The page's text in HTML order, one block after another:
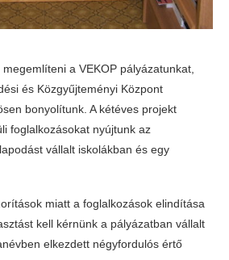
a VEKOP pályázatunkat,
és Közgyűjteményi Központ
bonyolítunk. A kétéves projekt
foglalkozásokat nyújtunk az
vállalt iskolákban és egy
miatt a foglalkozások elindítása
kell kérnünk a pályázatban vállalt
elkezdett négyfordulós értő